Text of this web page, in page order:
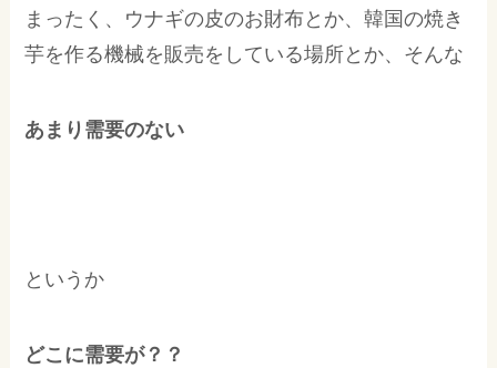
まったく、ウナギの皮のお財布とか、韓国の焼き
芋を作る機械を販売をしている場所とか、そんな
あまり需要のない
というか
どこに需要が？？